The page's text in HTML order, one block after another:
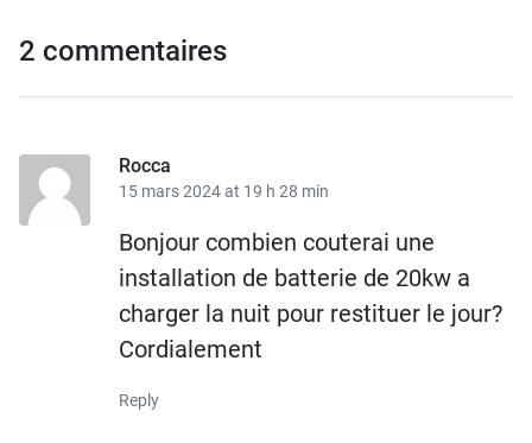
2 commentaires
Rocca
15 mars 2024 at 19 h 28 min
Bonjour combien couterai une
installation de batterie de 20kw a
charger la nuit pour restituer le jour?
Cordialement
Reply